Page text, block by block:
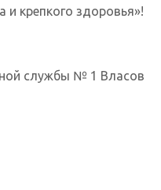
крепкого здоровья»!
службы № 1 Власов